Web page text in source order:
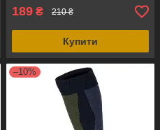
189 ₴ 210 ₴
Купити
–10%